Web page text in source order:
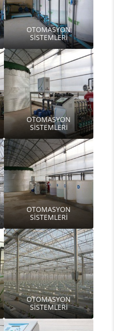
OTOMASYON
SİSTEMLERİ
OTOMASYON
SİSTEMLERİ
OTOMASYON
SİSTEMLERİ
OTOMASYON
SİSTEMLERİ